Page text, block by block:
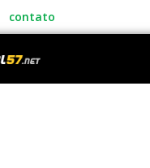
contato